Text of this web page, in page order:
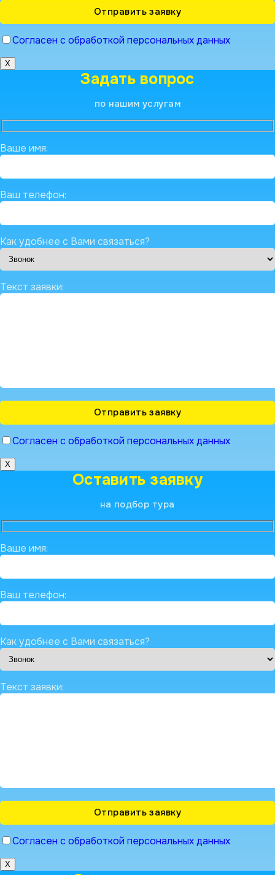
Согласен с обработкой персональных данных
X
Задать вопрос
по нашим услугам
Ваше имя:
Ваш телефон:
Как удобнее с Вами связаться?
Текст заявки:
Согласен с обработкой персональных данных
X
Оставить заявку
на подбор тура
Ваше имя:
Ваш телефон:
Как удобнее с Вами связаться?
Текст заявки:
Согласен с обработкой персональных данных
X